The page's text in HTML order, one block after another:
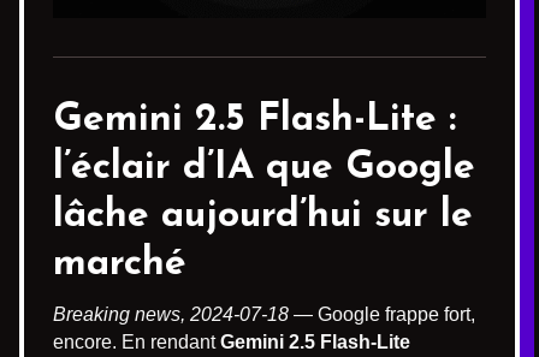
Gemini 2.5 Flash-Lite :
l’éclair d’IA que Google
lâche aujourd’hui sur le
marché
Breaking news, 2024-07-18 — Google frappe fort,
encore. En rendantGemini 2.5 Flash-Lite